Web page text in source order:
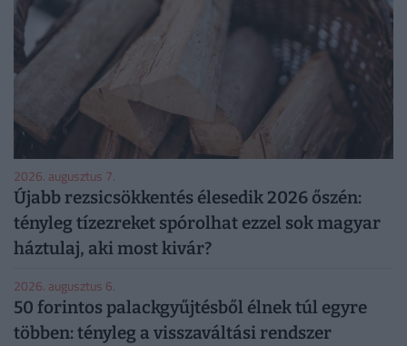
2026. augusztus 7.
Újabb rezsicsökkentés élesedik 2026 őszén:
tényleg tízezreket spórolhat ezzel sok magyar
háztulaj, aki most kivár?
2026. augusztus 6.
50 forintos palackgyűjtésből élnek túl egyre
többen: tényleg a visszaváltási rendszer